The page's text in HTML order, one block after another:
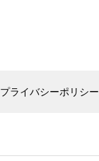
プライバシーポリシー